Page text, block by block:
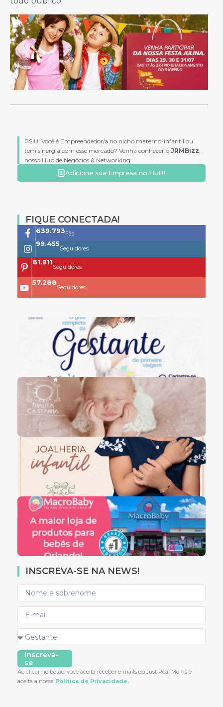
PSIU! Você é Empreendedor/a no nicho materno-infantil ou
tem sinergia com esse mercado? Venha conhecer o JRMBizz,
nosso Hub de Negócios & Networking:
Adicione sua Empresa no HUB!
FIQUE CONECTADA!
761.659Fãs
118.399
Seguidores
73.704
Seguidores
68.200
Seguidores
INSCREVA-SE NA NEWS!
Inscreva-
se
Ao clicar no botão, você aceita receber e-mails do Just Real Moms e
aceita a nossa Política de Privacidade.